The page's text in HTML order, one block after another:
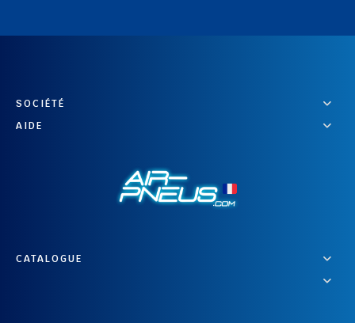
SOCIÉTÉ
AIDE
CATALOGUE